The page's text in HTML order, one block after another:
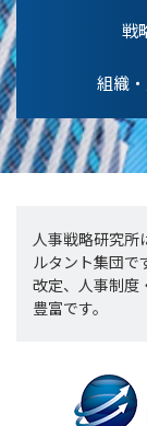
戦
組織
人事戦略研究所
ルタント集団で
改定、人事制度
豊富です。